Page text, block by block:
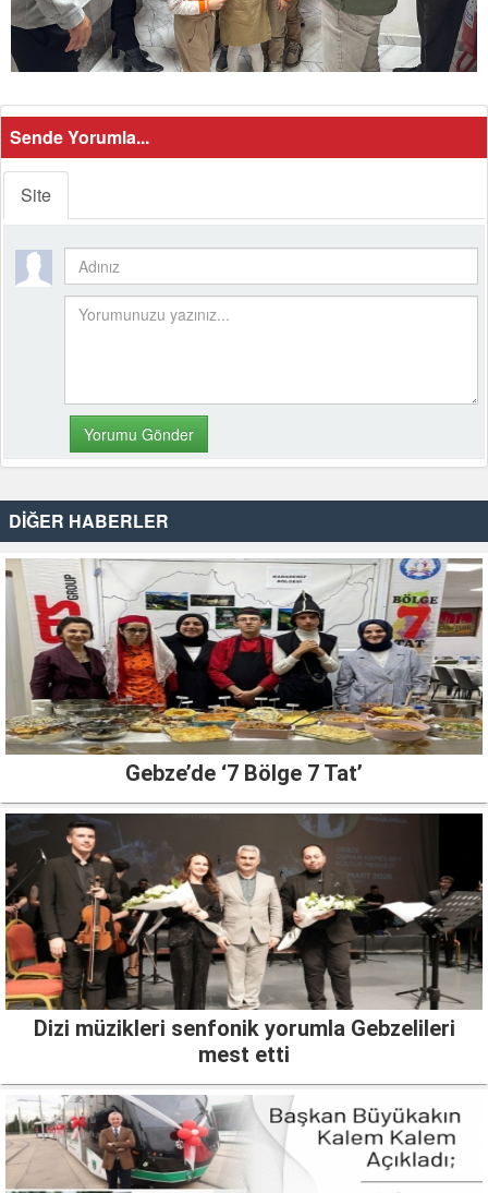
Sende Yorumla...
Site
DİĞER HABERLER
Gebze’de ‘7 Bölge 7 Tat’
Dizi müzikleri senfonik yorumla Gebzelileri
mest etti